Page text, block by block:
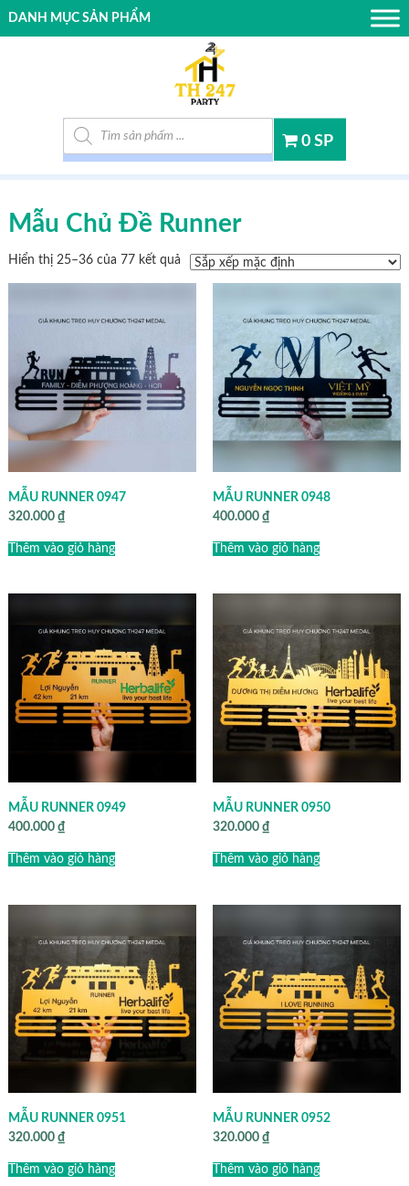
Tìm kiếm sản phẩm
0 SP
DANH MỤC SẢN PHẨM
Mẫu Chủ Đề Runner
Hiển thị 25–36 của 77 kết quả
MẪU RUNNER 0947
320.000 ₫
Thêm vào giỏ hàng
MẪU RUNNER 0948
400.000 ₫
Thêm vào giỏ hàng
MẪU RUNNER 0949
400.000 ₫
Thêm vào giỏ hàng
MẪU RUNNER 0950
320.000 ₫
Thêm vào giỏ hàng
MẪU RUNNER 0951
320.000 ₫
Thêm vào giỏ hàng
MẪU RUNNER 0952
320.000 ₫
Thêm vào giỏ hàng